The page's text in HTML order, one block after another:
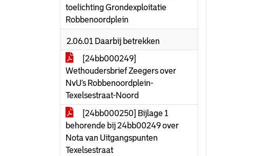
toelichting Grondexploitatie
Robbenoordplein
2.06.01 Daarbij betrekken
[24bb000249]
Wethoudersbrief Zeegers over
NvU’s Robbenoordplein-
Texelsestraat-Noord
[24bb000250] Bijlage 1
behorende bij 24bb00249 over
Nota van Uitgangspunten
Texelsestraat